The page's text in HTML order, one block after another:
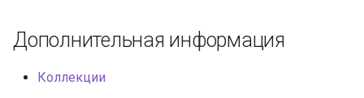
Дополнительная информация
Коллекции